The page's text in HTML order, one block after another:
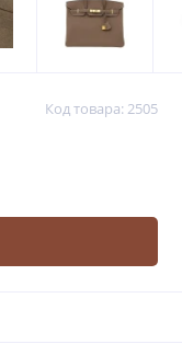
Код товара: 2505